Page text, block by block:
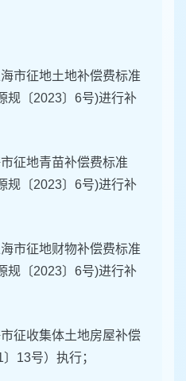
市征地土地补偿费标准
规〔2023〕6号)进行补
征地青苗补偿费标准
规〔2023〕6号)进行补
市征地财物补偿费标准
规〔2023〕6号)进行补
征收集体土地房屋补偿
13号）执行；